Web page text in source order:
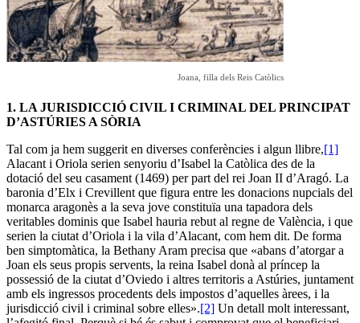
Joana, filla dels Reis Catòlics
1. LA JURISDICCIÓ CIVIL I CRIMINAL DEL PRINCIPAT
D’ASTÚRIES A SÒRIA
Tal com ja hem suggerit en diverses conferències i algun llibre,[1]
Alacant i Oriola serien senyoriu d’Isabel la Catòlica des de la
dotació del seu casament (1469) per part del rei Joan II d’Aragó. La
baronia d’Elx i Crevillent que figura entre les donacions nupcials del
monarca aragonès a la seva jove constituïa una tapadora dels
veritables dominis que Isabel hauria rebut al regne de València, i que
serien la ciutat d’Oriola i la vila d’Alacant, com hem dit. De forma
ben simptomàtica, la Bethany Aram precisa que «abans d’atorgar a
Joan els seus propis servents, la reina Isabel donà al príncep la
possessió de la ciutat d’Oviedo i altres territoris a Astúries, juntament
amb els ingressos procedents dels impostos d’aquelles àrees, i la
jurisdicció civil i criminal sobre elles».[2] Un detall molt interessant,